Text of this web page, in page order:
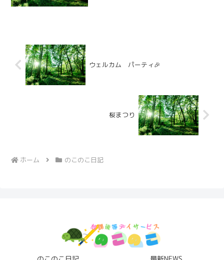
ウェルカム パーティ🎉
桜まつり
ホーム のこのこ日記